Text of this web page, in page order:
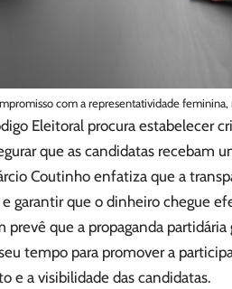
com a representatividade feminina,
Eleitoral procura estabelecer
que as candidatas
Coutinho enfatiza que a
garantir que o dinheiro chegue
que a propaganda
tempo para promover a
e a visibilidade das candidatas.